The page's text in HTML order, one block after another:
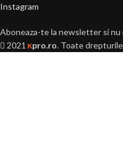
Instagram
Aboneaza-te la newsletter si
2021 Kpro.ro. Toate